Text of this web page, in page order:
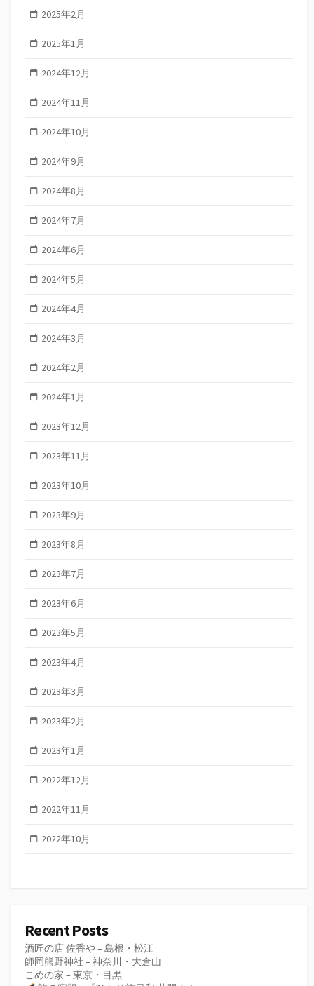
2025年2月
2025年1月
2024年12月
2024年11月
2024年10月
2024年9月
2024年8月
2024年7月
2024年6月
2024年5月
2024年4月
2024年3月
2024年2月
2024年1月
2023年12月
2023年11月
2023年10月
2023年9月
2023年8月
2023年7月
2023年6月
2023年5月
2023年4月
2023年3月
2023年2月
2023年1月
2022年12月
2022年11月
2022年10月
Recent Posts
酒匠の店 佐香や – 島根・松江
師岡熊野神社 – 神奈川・大倉山
こめの家 – 東京・目黒